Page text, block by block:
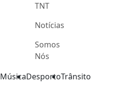
TNT
Notícias
Somos
Nós
MúsicaDesportoTrânsito